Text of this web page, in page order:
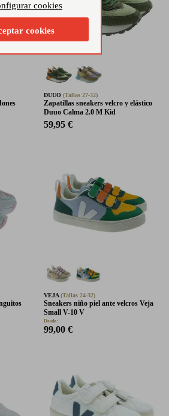
DUUO (Tallas 27-32)
Zapatillas sneakers velcro y elástico
Duuo Calma 2.0 M Kid
59,95 €
VEJA(Tallas 24-32)
Sneakers niño piel ante velcros Veja
Small V-10 V
Desde:
99,00 €
cookies
cookies